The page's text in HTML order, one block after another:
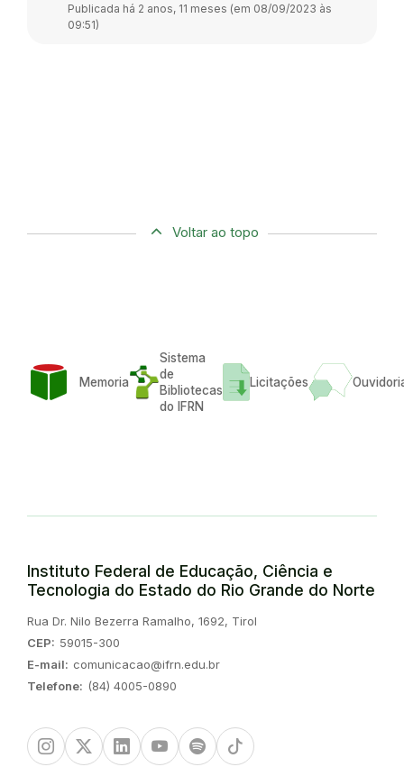
Publicada há 2 anos, 11 meses (em 08/09/2023 às
09:51)
Voltar ao topo
Memoria
Sistema
de
Bibliotecas
do IFRN
Licitações
Instituto Federal de Educação, Ciência e
Tecnologia do Estado do Rio Grande do Norte
Endereço:
Rua Dr. Nilo Bezerra Ramalho, 1692, Tirol
CEP: 59015-300
E-mail: comunicacao@ifrn.edu.br
Telefone: (84) 4005-0890
InstagramTwitter/XLinkedinYoutubeSpotify TikTok